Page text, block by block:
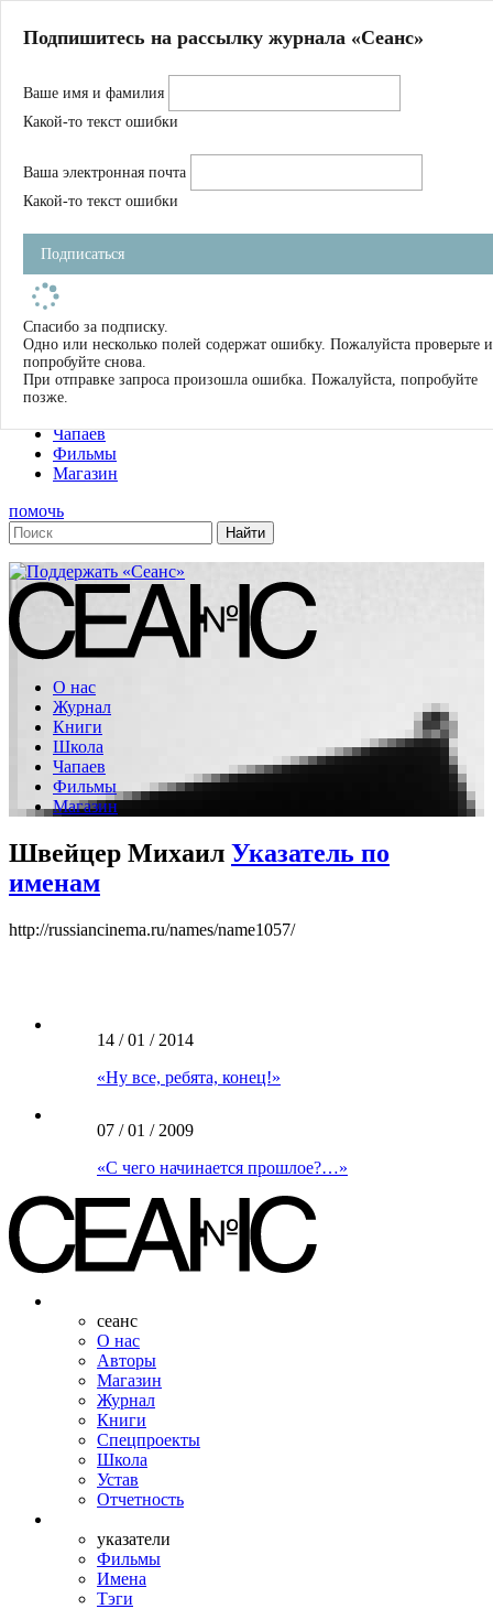
Магазин
Журнал
Школа
Устав
Фильмы
Имена
Тэги
О нас
Журнал
Книги
Чапаев
Фильмы
Магазин
помочь
О нас
Журнал
Книги
Школа
Чапаев
Фильмы
Магазин
Швейцер Михаил Указатель по
именам
http://russiancinema.ru/names/name1057/
14 / 01 / 2014
«Ну все, ребята, конец!»
07 / 01 / 2009
«С чего начинается прошлое?…»
сеанс
О нас
Авторы
Магазин
Журнал
Книги
Спецпроекты
Школа
Устав
Отчетность
указатели
Фильмы
Имена
Тэги
Подпишитесь на рассылку журнала «Сеанс»
Ваше имя и фамилия
Какой-то текст ошибки
Ваша электронная почта
Какой-то текст ошибки
Подписаться
Спасибо за подписку.
Одно или несколько полей содержат ошибку. Пожалуйста проверьте и
попробуйте снова.
При отправке запроса произошла ошибка. Пожалуйста, попробуйте
позже.